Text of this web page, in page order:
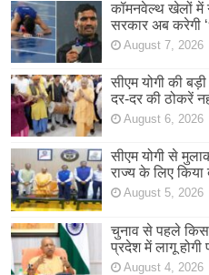
कॉमनवेल्थ खेलों में
सरकार अब करेगी
August 7, 2026
सीएम योगी की
दर-दर की ठोकरें
August 6, 2026
सीएम योगी से
राज्य के लिए किया
August 5, 2026
चुनाव से पहले
प्रदेश में लागू
August 4, 2026